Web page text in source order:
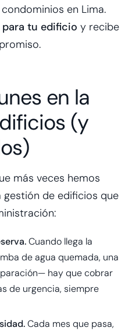
en Lima.
tu edificio y recibe
en la
(y
más veces hemos
de edificios que
Cuando llega la
de agua quemada, una
hay que cobrar
de urgencia, siempre
Cada mes que pasa,